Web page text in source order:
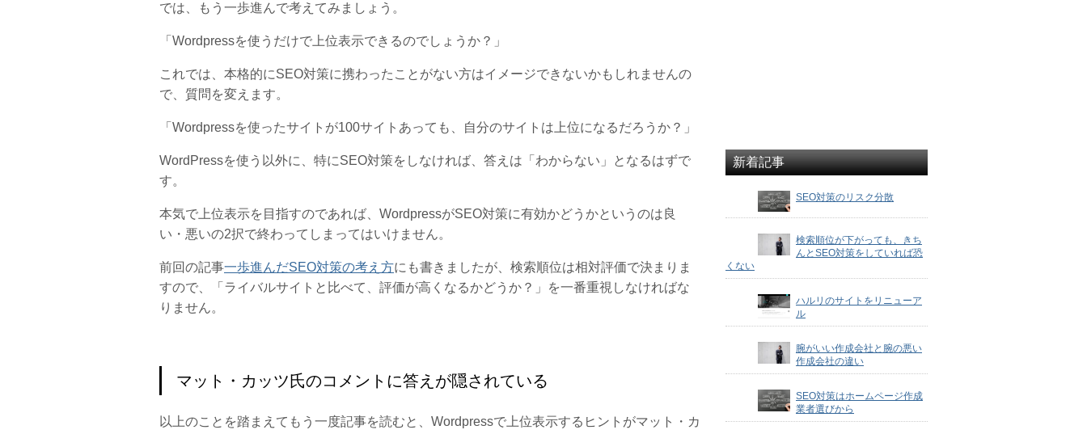
では、もう一歩進んで考えてみましょう。
「Wordpressを使うだけで上位表示できるのでしょうか？」
これでは、本格的にSEO対策に携わったことがない方はイメージできないかもしれませんの
で、質問を変えます。
「Wordpressを使ったサイトが100サイトあっても、自分のサイトは上位になるだろうか？」
WordPressを使う以外に、特にSEO対策をしなければ、答えは「わからない」となるはずで
す。
本気で上位表示を目指すのであれば、WordpressがSEO対策に有効かどうかというのは良
い・悪いの2択で終わってしまってはいけません。
前回の記事一歩進んだSEO対策の考え方にも書きましたが、検索順位は相対評価で決まりま
すので、「ライバルサイトと比べて、評価が高くなるかどうか？」を一番重視しなければな
りません。
マット・カッツ氏のコメントに答えが隠されている
以上のことを踏まえてもう一度記事を読むと、Wordpressで上位表示するヒントがマット・カ
新着記事
SEO対策のリスク分散
検索順位が下がっても、きち
んとSEO対策をしていれば恐
くない
ハルリのサイトをリニューア
ル
腕がいい作成会社と腕の悪い
作成会社の違い
SEO対策はホームページ作成
業者選びから